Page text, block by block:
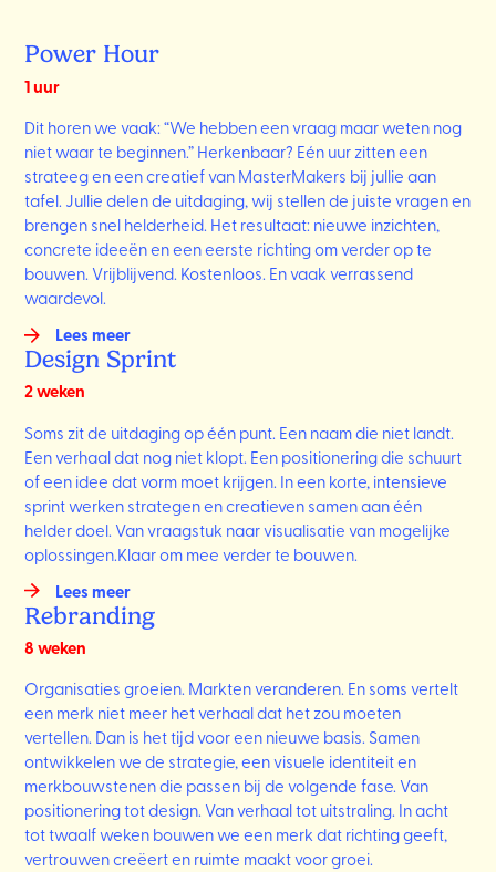
Power Hour
1 uur
Dit horen we vaak: “We hebben een vraag maar weten nog
niet waar te beginnen.” Herkenbaar? Eén uur zitten een
strateeg en een creatief van MasterMakers bij jullie aan
tafel. Jullie delen de uitdaging, wij stellen de juiste vragen en
brengen snel helderheid. Het resultaat: nieuwe inzichten,
concrete ideeën en een eerste richting om verder op te
bouwen. Vrijblijvend. Kostenloos. En vaak verrassend
waardevol.
Lees meer
Design Sprint
2 weken
Soms zit de uitdaging op één punt. Een naam die niet landt.
Een verhaal dat nog niet klopt. Een positionering die schuurt
of een idee dat vorm moet krijgen. In een korte, intensieve
sprint werken strategen en creatieven samen aan één
helder doel. Van vraagstuk naar visualisatie van mogelijke
oplossingen.Klaar om mee verder te bouwen.
Lees meer
Rebranding
8 weken
Organisaties groeien. Markten veranderen. En soms vertelt
een merk niet meer het verhaal dat het zou moeten
vertellen. Dan is het tijd voor een nieuwe basis. Samen
ontwikkelen we de strategie, een visuele identiteit en
merkbouwstenen die passen bij de volgende fase. Van
positionering tot design. Van verhaal tot uitstraling. In acht
tot twaalf weken bouwen we een merk dat richting geeft,
vertrouwen creëert en ruimte maakt voor groei.